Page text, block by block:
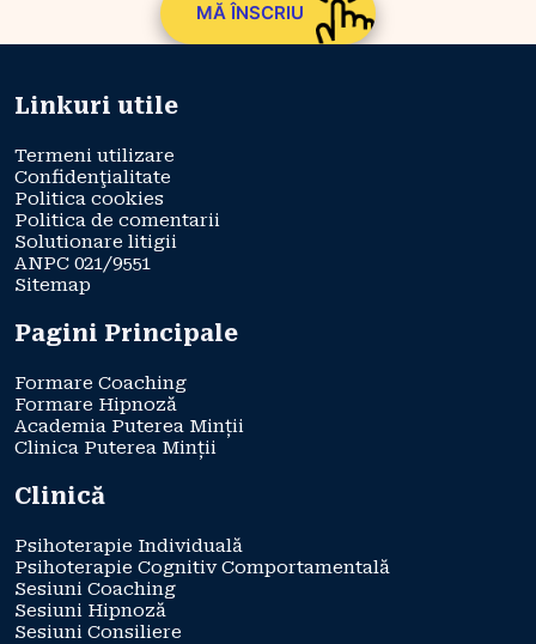
MĂ ÎNSCRIU
Linkuri utile
Termeni utilizare
Confidenţialitate
Politica cookies
Politica de comentarii
Solutionare litigii
ANPC 021/9551
Sitemap
Pagini Principale
Formare Coaching
Formare Hipnoză
Academia Puterea Minții
Clinica Puterea Minții
Clinică
Psihoterapie Individuală
Psihoterapie Cognitiv Comportamentală
Sesiuni Coaching
Sesiuni Hipnoză
Sesiuni Consiliere